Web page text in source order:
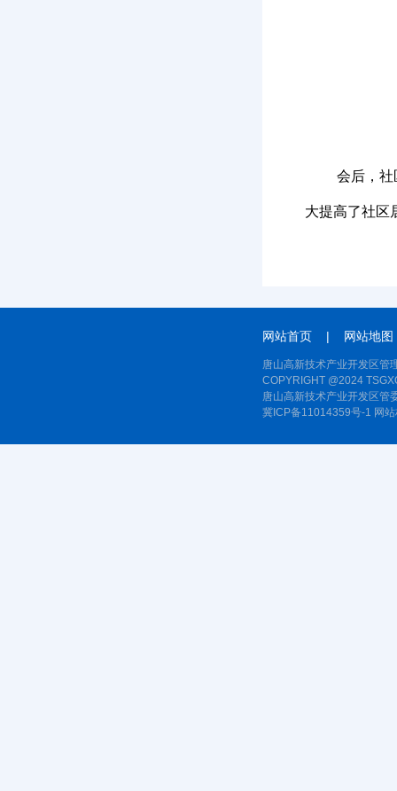
会后，社
大提高了社区
网站首页 | 网站地图
唐山高新技术产业开发区管
COPYRIGHT @2024
唐山高新技术产业开发区管
冀ICP备11014359号-1 网